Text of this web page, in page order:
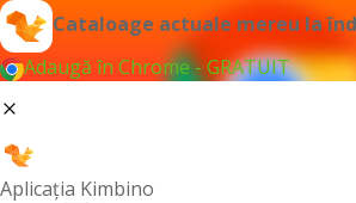
Cataloage actuale mereu la
Adaugă în Chrome - GRATUIT
Aplicația Kimbino